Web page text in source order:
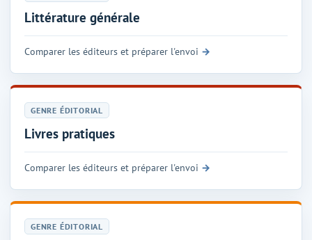
Littérature générale
Comparer les éditeurs et préparer l'envoi
GENRE ÉDITORIAL
Livres pratiques
Comparer les éditeurs et préparer l'envoi
GENRE ÉDITORIAL